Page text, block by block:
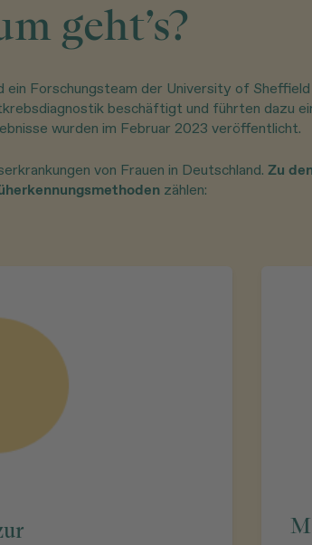
geht’s?
ein Forschungsteam der University of Sheffield
beschäftigt und führten dazu
wurden im Februar 2023 veröffentlicht.
von Frauen in Deutschland. Zu
zählen: